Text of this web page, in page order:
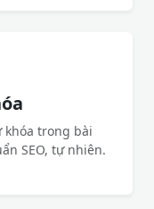
khóa trong bài
SEO, tự nhiên.